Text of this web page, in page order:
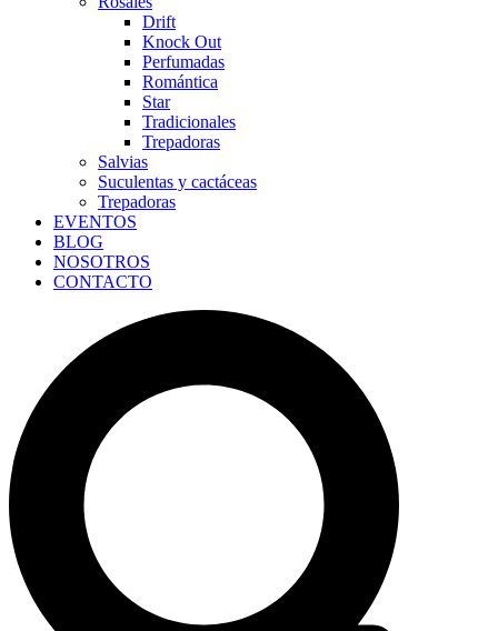
Drift
Knock Out
Perfumadas
Romántica
Star
Tradicionales
Trepadoras
Salvias
Suculentas y cactáceas
Trepadoras
EVENTOS
BLOG
NOSOTROS
CONTACTO